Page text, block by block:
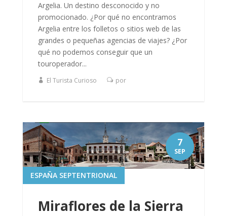
Argelia. Un destino desconocido y no
promocionado. ¿Por qué no encontramos
Argelia entre los folletos o sitios web de las
grandes o pequeñas agencias de viajes? ¿Por
qué no podemos conseguir que un
touroperador...
El Turista Curioso por
Miraflores de la Sierra
ESPAÑA SEPTENTRIONAL
7
SEP